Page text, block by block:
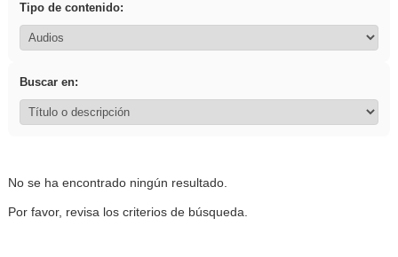
Tipo de contenido:
Buscar en:
No se ha encontrado ningún resultado.
Por favor, revisa los criterios de búsqueda.